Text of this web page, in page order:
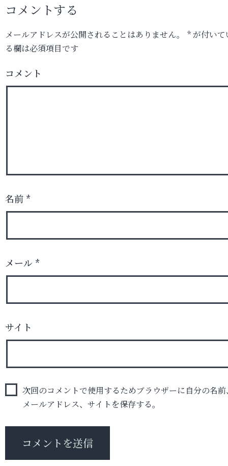
コメントする
メールアドレスが公開されることはありません。 *が付いて
る欄は必須項目です
コメント
名前 *
メール *
サイト
次回のコメントで使用するためブラウザーに自分の名前
メールアドレス、サイトを保存する。